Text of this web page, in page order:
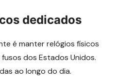
dedicados
é manter relógios físicos
dos Estados Unidos.
ao longo do dia.